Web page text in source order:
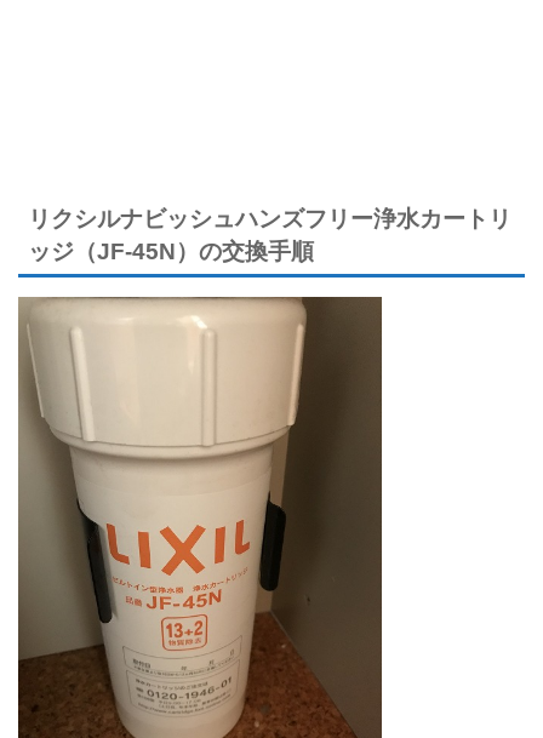
リクシルナビッシュハンズフリー浄水カートリ
ッジ（JF-45N）の交換手順